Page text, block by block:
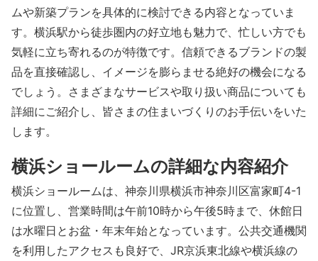
ムや新築プランを具体的に検討できる内容となっていま
す。横浜駅から徒歩圏内の好立地も魅力で、忙しい方でも
気軽に立ち寄れるのが特徴です。信頼できるブランドの製
品を直接確認し、イメージを膨らませる絶好の機会になる
でしょう。さまざまなサービスや取り扱い商品についても
詳細にご紹介し、皆さまの住まいづくりのお手伝いをいた
します。
横浜ショールームの詳細な内容紹介
横浜ショールームは、神奈川県横浜市神奈川区富家町4-1
に位置し、営業時間は午前10時から午後5時まで、休館日
は水曜日とお盆・年末年始となっています。公共交通機関
を利用したアクセスも良好で、JR京浜東北線や横浜線の